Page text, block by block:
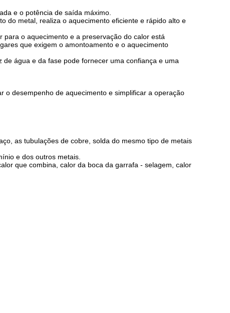
e o potência de saída máximo.
do metal, realiza o aquecimento eficiente e rápido alto e
o aquecimento e a preservação do calor está
que exigem o amontoamento e o aquecimento
água e da fase pode fornecer uma confiança e uma
o desempenho de aquecimento e simplificar a operação
as tubulações de cobre, solda do mesmo tipo de metais
e dos outros metais.
que combina, calor da boca da garrafa - selagem, calor